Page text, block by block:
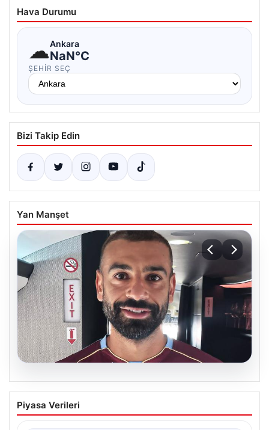
Hava Durumu
☁Ankara
NaN°C
ŞEHIR SEÇ
Bizi Takip Edin
Yan Manşet
Mohamed Salah daha maça çıkmadan
Victor Osimhen’i solladı!
Piyasa Verileri